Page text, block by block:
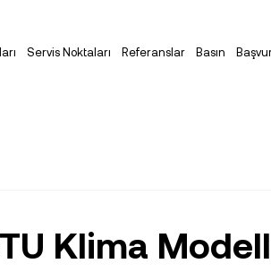
Servis Noktaları Referanslar Basın
Klima